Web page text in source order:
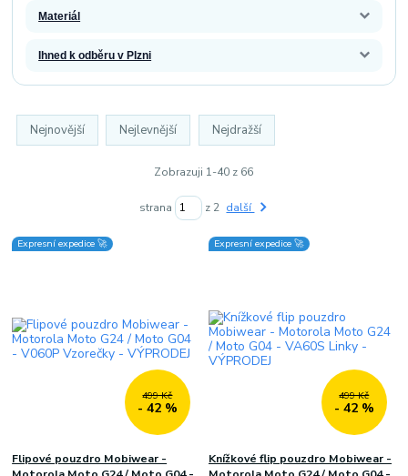
Materiál
Ihned k odběru v Plzni
Nejnovější Nejlevnější Nejdražší
Zobrazuji 1-40 z 66
strana z 2 další
Expresní expedice 🚀
499 Kč
- 42 %
Flipové pouzdro Mobiwear -
Expresní expedice 🚀
499 Kč
- 42 %
Knížkové flip pouzdro Mobiwear -